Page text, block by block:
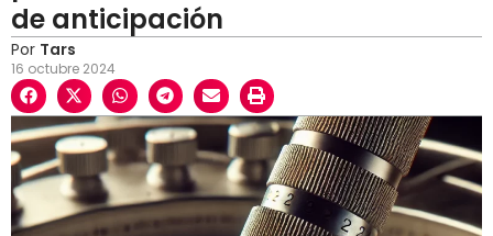
de anticipación
Por Tars
16 octubre 2024